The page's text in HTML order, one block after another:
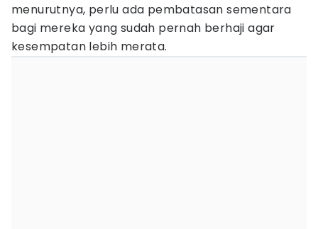
menurutnya, perlu ada pembatasan sementara
bagi mereka yang sudah pernah berhaji agar
kesempatan lebih merata.